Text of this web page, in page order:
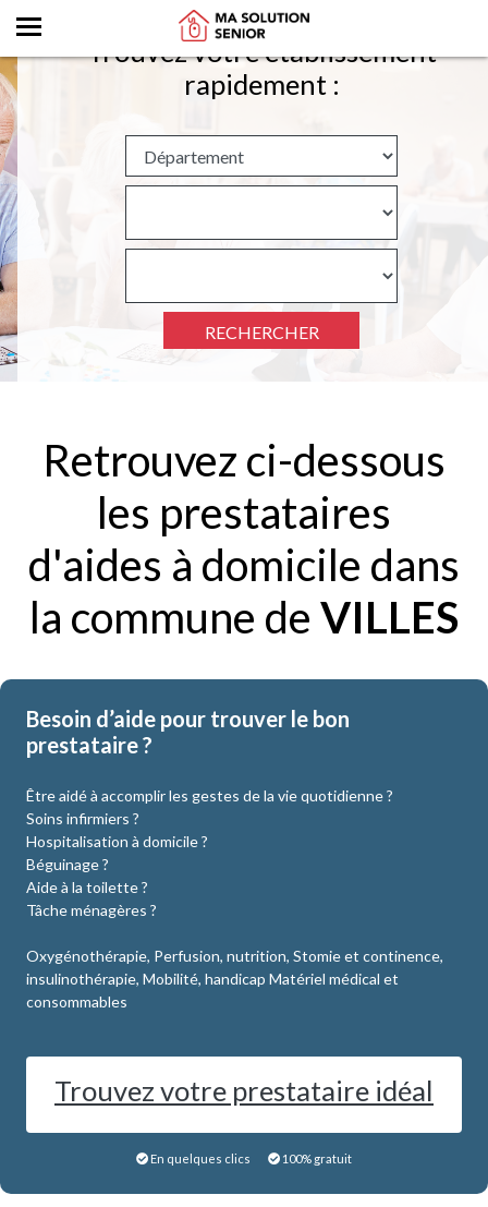
Trouvez votre établissement
rapidement :
RECHERCHER
Retrouvez ci-dessous
les prestataires
d'aides à domicile dans
la commune de VILLES
Besoin d’aide pour trouver le bon
prestataire ?
Être aidé à accomplir les gestes de la vie quotidienne ?
Soins infirmiers ?
Hospitalisation à domicile ?
Béguinage ?
Aide à la toilette ?
Tâche ménagères ?
Oxygénothérapie, Perfusion, nutrition, Stomie et continence,
insulinothérapie, Mobilité, handicap Matériel médical et
consommables
Trouvez votre prestataire idéal
En quelques clics 100% gratuit